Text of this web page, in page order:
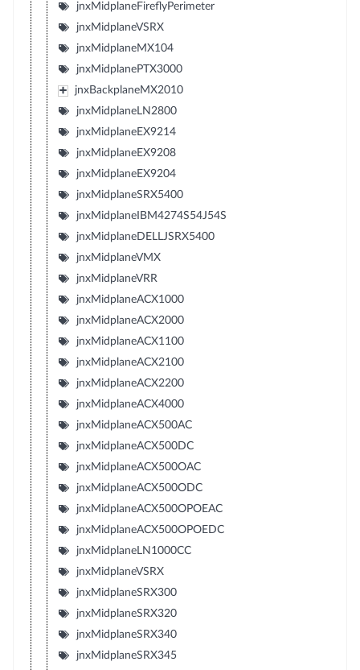
jnxMidplaneFireflyPerimeter
jnxMidplaneVSRX
jnxMidplaneMX104
jnxMidplanePTX3000
jnxBackplaneMX2010
jnxMidplaneLN2800
jnxMidplaneEX9214
jnxMidplaneEX9208
jnxMidplaneEX9204
jnxMidplaneSRX5400
jnxMidplaneIBM4274S54J54S
jnxMidplaneDELLJSRX5400
jnxMidplaneVMX
jnxMidplaneVRR
jnxMidplaneACX1000
jnxMidplaneACX2000
jnxMidplaneACX1100
jnxMidplaneACX2100
jnxMidplaneACX2200
jnxMidplaneACX4000
jnxMidplaneACX500AC
jnxMidplaneACX500DC
jnxMidplaneACX500OAC
jnxMidplaneACX500ODC
jnxMidplaneACX500OPOEAC
jnxMidplaneACX500OPOEDC
jnxMidplaneLN1000CC
jnxMidplaneVSRX
jnxMidplaneSRX300
jnxMidplaneSRX320
jnxMidplaneSRX340
jnxMidplaneSRX345